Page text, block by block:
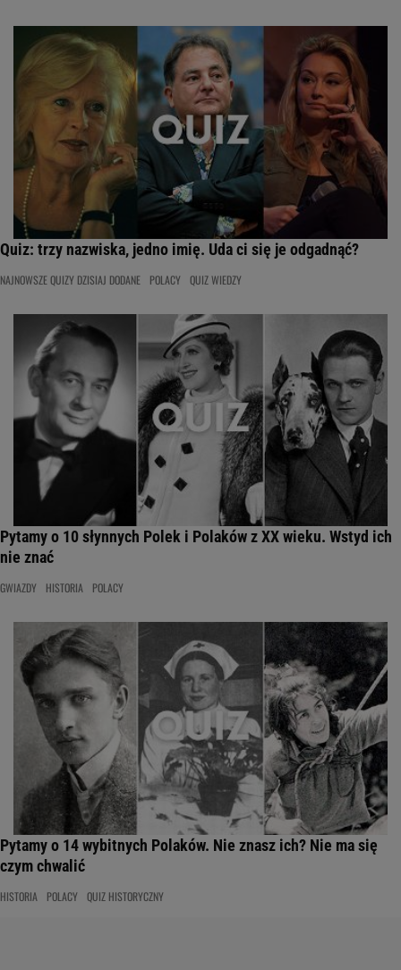
Quiz: trzy nazwiska, jedno imię. Uda ci się je odgadnąć?
NAJNOWSZE QUIZY DZISIAJ DODANE POLACY QUIZ WIEDZY
Pytamy o 10 słynnych Polek i Polaków z XX wieku. Wstyd ich
nie znać
GWIAZDY HISTORIA POLACY
Pytamy o 14 wybitnych Polaków. Nie znasz ich? Nie ma się
czym chwalić
HISTORIA POLACY QUIZ HISTORYCZNY